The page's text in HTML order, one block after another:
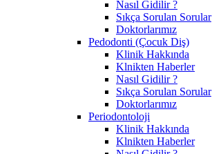
Nasıl Gidilir ?
Sıkça Sorulan Sorular
Doktorlarımız
Pedodonti (Çocuk Diş)
Klinik Hakkında
Klnikten Haberler
Nasıl Gidilir ?
Sıkça Sorulan Sorular
Doktorlarımız
Periodontoloji
Klinik Hakkında
Klnikten Haberler